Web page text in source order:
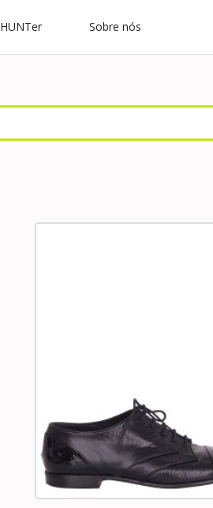
HUNTer Sobre nós